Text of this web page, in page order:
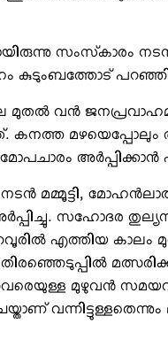
സംസ്‌കാരം
കുടുംബത്തോട്
മുതല്‍ വന്‍
കനത്ത
അര്‍പ്പിക്കാന്‍
മമ്മൂട്ടി,
സഹോദര
എത്തിയ കാലം
മുഴുവന്‍
വന്നിട്ടുള്ളതെന്നും